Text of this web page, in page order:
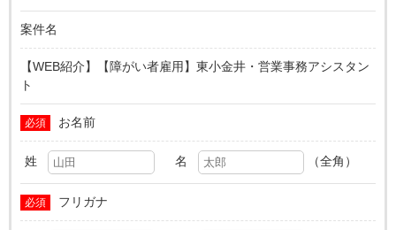
案件名
【WEB紹介】【障がい者雇用】東小金井・営業事務アシスタン
ト
必須 お名前
姓 名 （全角）
必須 フリガナ